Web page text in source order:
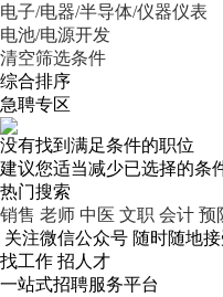
电子/电器/半导体/仪器仪表
电池/电源开发
清空筛选条件
综合排序
急聘专区
没有找到满足条件的职位
建议您适当减少已选择的条
热门搜索
销售 老师 中医 文职 会计 预
关注微信公众号 随时随地
找工作 招人才
一站式招聘服务平台